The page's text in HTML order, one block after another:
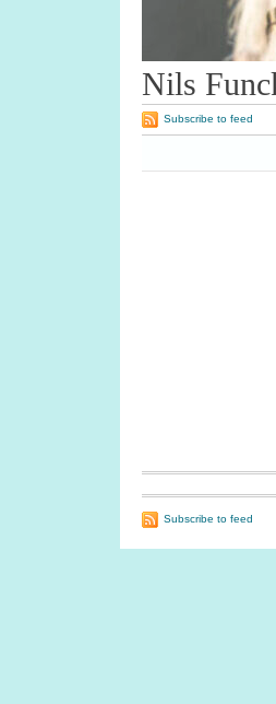
Nils
Subscribe to feed
Subscribe to feed